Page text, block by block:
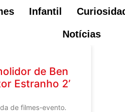
Infantil
Notícias
de Ben
Estranho 2’
de filmes-evento.